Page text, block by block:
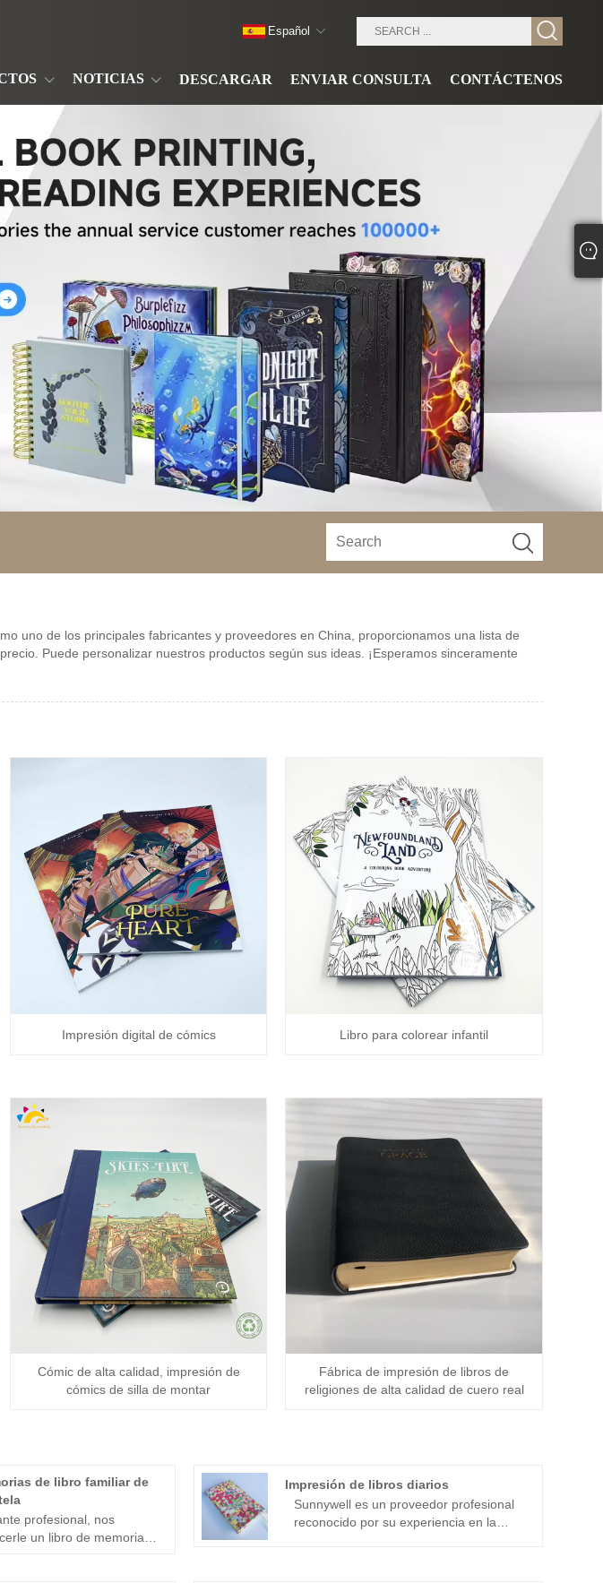
NOTICIAS DESCARGAR ENVIAR CONSULTA CONTÁCTENOS
Español
uno de los principales fabricantes y proveedores en China, proporcionamos una lista de
Puede personalizar nuestros productos según sus ideas. ¡Esperamos sinceramente
Impresión digital de cómics Libro para colorear infantil
Cómic de alta calidad, impresión de
cómics de silla de montar
Fábrica de impresión de libros de
religiones de alta calidad de cuero real
de libro familiar de
profesional, nos
un libro de memorias
Impresión de libros diarios
Sunnywell es un proveedor profesional
reconocido por su experiencia en la